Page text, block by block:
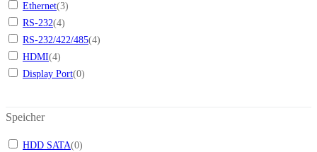
Ethernet(3)
RS-232(4)
RS-232/422/485(4)
HDMI(4)
Display Port(0)
Speicher
HDD SATA(0)